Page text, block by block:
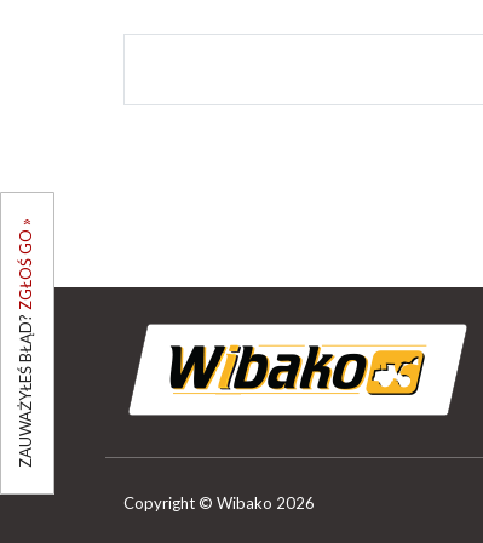
ZAUWAŻYŁEŚ BŁĄD?
ZGŁOŚ GO »
Copyright © Wibako 2026